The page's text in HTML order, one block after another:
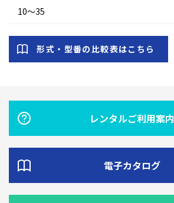
10～35
形式・型番の比較表はこちら
レンタルご利用案内
電子カタログ